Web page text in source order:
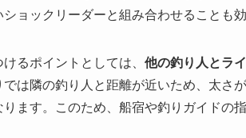
ョックリーダーと組み合わせることも効
るポイントとしては、 他の釣り人とラ
は隣の釣り人と距離が近いため、太さ
ります。このため、船宿や釣りガイドの